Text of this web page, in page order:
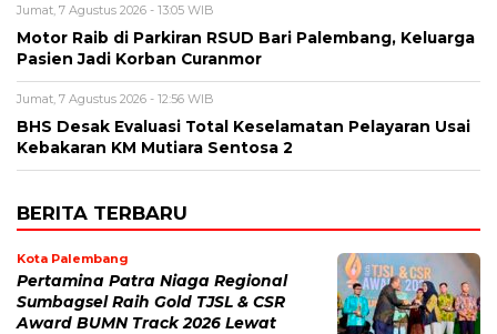
Jumat, 7 Agustus 2026 - 13:05 WIB
Motor Raib di Parkiran RSUD Bari Palembang, Keluarga
Pasien Jadi Korban Curanmor
Jumat, 7 Agustus 2026 - 12:56 WIB
BHS Desak Evaluasi Total Keselamatan Pelayaran Usai
Kebakaran KM Mutiara Sentosa 2
BERITA TERBARU
Kota Palembang
Pertamina Patra Niaga Regional
Sumbagsel Raih Gold TJSL & CSR
Award BUMN Track 2026 Lewat